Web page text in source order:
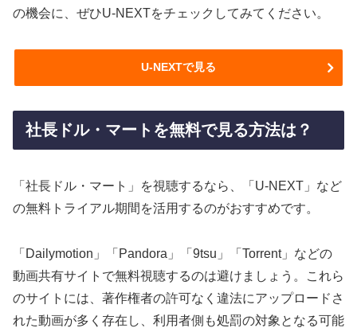
の機会に、ぜひU-NEXTをチェックしてみてください。
U-NEXTで見る
社長ドル・マートを無料で見る方法は？
「社長ドル・マート」を視聴するなら、「U-NEXT」など
の無料トライアル期間を活用するのがおすすめです。
「Dailymotion」「Pandora」「9tsu」「Torrent」などの
動画共有サイトで無料視聴するのは避けましょう。これら
のサイトには、著作権者の許可なく違法にアップロードさ
れた動画が多く存在し、利用者側も処罰の対象となる可能